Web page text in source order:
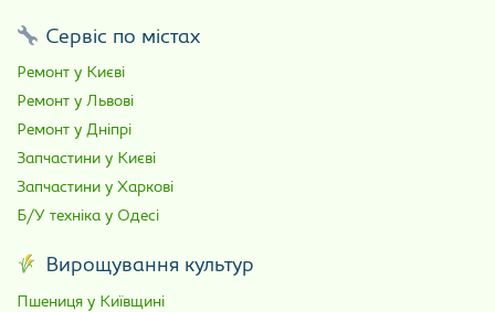
Сервіс по містах
Ремонт у Києві
Ремонт у Львові
Ремонт у Дніпрі
Запчастини у Києві
Запчастини у Харкові
Б/У техніка у Одесі
Вирощування культур
Пшениця у Київщині